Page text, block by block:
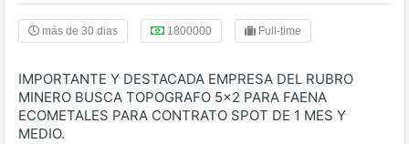
más de 30 dias 1800000 Full-time
IMPORTANTE Y DESTACADA EMPRESA DEL RUBRO
MINERO BUSCA TOPOGRAFO 5x2 PARA FAENA
ECOMETALES PARA CONTRATO SPOT DE 1 MES Y
MEDIO.